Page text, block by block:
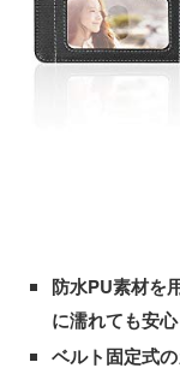
防水PU素材を
に濡れても安心
ベルト固定式